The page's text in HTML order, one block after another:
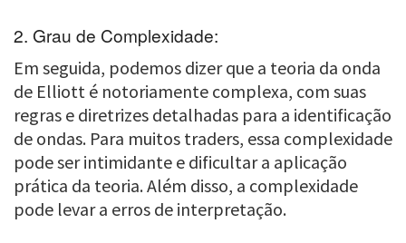
2. Grau de Complexidade:
Em seguida, podemos dizer que a teoria da onda
de Elliott é notoriamente complexa, com suas
regras e diretrizes detalhadas para a identificação
de ondas. Para muitos traders, essa complexidade
pode ser intimidante e dificultar a aplicação
prática da teoria. Além disso, a complexidade
pode levar a erros de interpretação.